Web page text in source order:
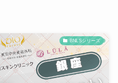
BNLSシリーズ